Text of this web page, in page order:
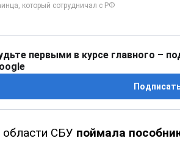
первыми в курсе главного –
области СБУ поймала